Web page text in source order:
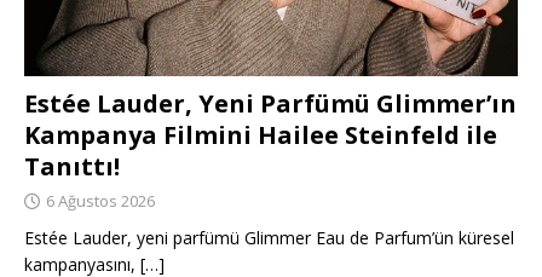
Estée Lauder, Yeni Parfümü Glimmer’ın
Kampanya Filmini Hailee Steinfeld ile
Tanıttı!
6 Ağustos 2026
Estée Lauder, yeni parfümü Glimmer Eau de Parfum’ün küresel
kampanyasını, […]